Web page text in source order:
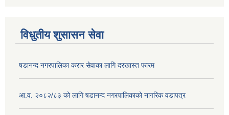
विधुतीय शुसासन सेवा
षडानन्द नगरपालिका करार सेवाका लागि दरखास्त फारम
आ.व. २०८२/८३ को लागि षडानन्द नगरपालिकाको नागरिक वडापत्र